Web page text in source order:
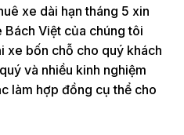
xe dài hạn tháng 5 xin
Việt của chúng tôi
xe bốn chỗ cho quý khách
và nhiều kinh nghiệm
làm hợp đồng cụ thể cho